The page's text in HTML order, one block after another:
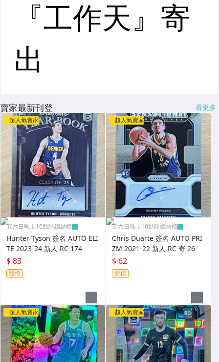
賣家最新刊登 看更多
超人氣賣家
五六日晚上10點陸續結標
Hunter Tyson 簽名 AUTO ELI
TE 2023-24 新人 RC 174
$ 83
競標
超人氣賣家
五六日晚上10點陸續結標
Chris Duarte 簽名 AUTO PRI
ZM 2021-22 新人 RC 寄 26
$ 62
競標
超人氣賣家 超人氣賣家